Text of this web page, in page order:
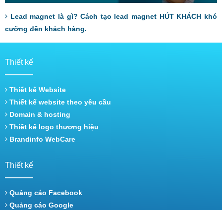
Lead magnet là gì? Cách tạo lead magnet HÚT KHÁCH khó
cưỡng đến khách hàng.
Thiết kế
Thiết kế Website
Thiết kế website theo yêu cầu
Domain & hosting
Thiết kế logo thương hiệu
Brandinfo WebCare
Thiết kế
Quảng cáo Facebook
Quảng cáo Google